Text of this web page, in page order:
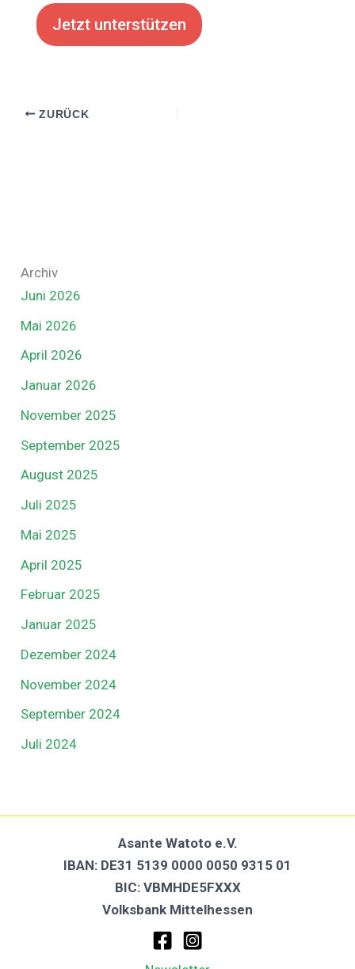
Jetzt unterstützen
ZURÜCK
Archiv
Juni 2026
Mai 2026
April 2026
Januar 2026
November 2025
September 2025
August 2025
Juli 2025
Mai 2025
April 2025
Februar 2025
Januar 2025
Dezember 2024
November 2024
September 2024
Juli 2024
Asante Watoto e.V.
IBAN: DE31 5139 0000 0050 9315 01
BIC: VBMHDE5FXXX
Volksbank Mittelhessen